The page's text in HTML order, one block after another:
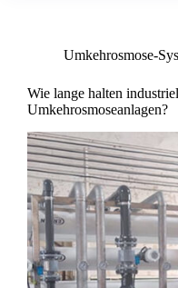
Umkehrosmose-
Wie lange halten
Umkehrosmoseanlagen?